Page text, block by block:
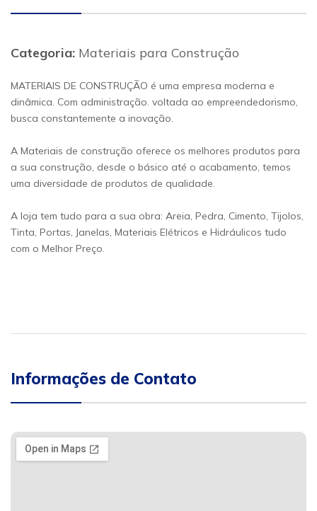
Categoria: Materiais para Construção
MATERIAIS DE CONSTRUÇÃO é uma empresa moderna e
dinâmica. Com administração. voltada ao empreendedorismo,
busca constantemente a inovação.
A Materiais de construção oferece os melhores produtos para
a sua construção, desde o básico até o acabamento, temos
uma diversidade de produtos de qualidade.
A loja tem tudo para a sua obra: Areia, Pedra, Cimento, Tijolos,
Tinta, Portas, Janelas, Materiais Elétricos e Hidráulicos tudo
com o Melhor Preço.
Informações de Contato